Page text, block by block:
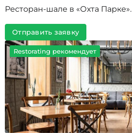
Ресторан-шале в «Охта Парке».
Отправить заявку
Restorating рекомендует